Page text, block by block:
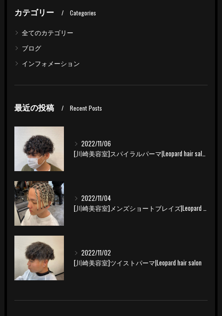
カテゴリー Categories
全てのカテゴリー
ブログ
インフォメーション
最近の投稿 Recent Posts
2022/11/06
[川崎美容室]スパイラルパーマ|Leopard hair salon
2022/11/04
[川崎美容室]メンズショートブレイズ|Leopard hair salon
2022/11/02
[川崎美容室]ツイストパーマ|Leopard hair salon